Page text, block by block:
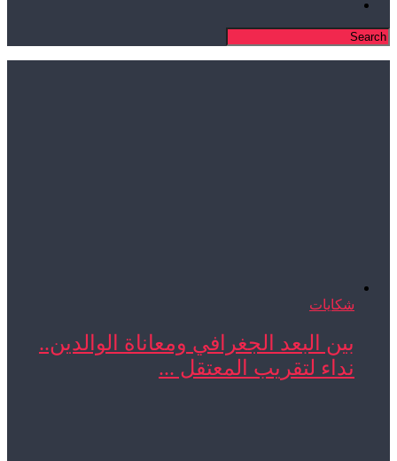
شكايات
بين البعد الجغرافي ومعاناة الوالدين..
نداء لتقريب المعتقل ...